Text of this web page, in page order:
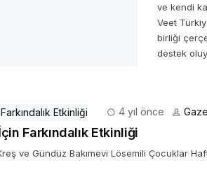
ve kendi
Veet
birliği
destek
4 yıl önce
Farkındalık Etkinliği
ve Gündüz Bakımevi Lösemili Çocuklar